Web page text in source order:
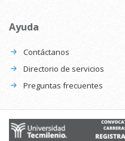
Ayuda
Contáctanos
Directorio de servicios
Preguntas frecuentes